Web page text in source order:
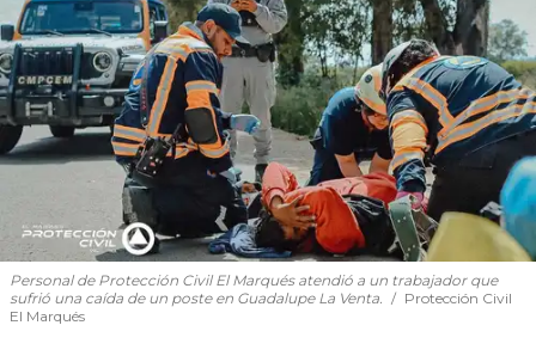
Personal de Protección Civil El Marqués atendió a un trabajador que
sufrió una caída de un poste en Guadalupe La Venta.
Protección Civil
El Marqués